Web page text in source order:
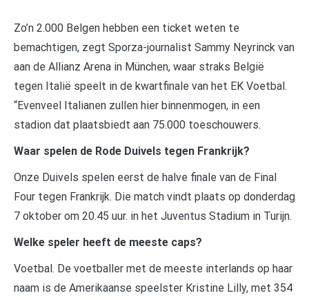
Zo’n 2.000 Belgen hebben een ticket weten te
bemachtigen, zegt Sporza-journalist Sammy Neyrinck van
aan de Allianz Arena in München, waar straks België
tegen Italië speelt in de kwartfinale van het EK Voetbal.
“Evenveel Italianen zullen hier binnenmogen, in een
stadion dat plaatsbiedt aan 75.000 toeschouwers.
Waar spelen de Rode Duivels tegen Frankrijk?
Onze Duivels spelen eerst de halve finale van de Final
Four tegen Frankrijk. Die match vindt plaats op donderdag
7 oktober om 20.45 uur. in het Juventus Stadium in Turijn.
Welke speler heeft de meeste caps?
Voetbal. De voetballer met de meeste interlands op haar
naam is de Amerikaanse speelster Kristine Lilly, met 354